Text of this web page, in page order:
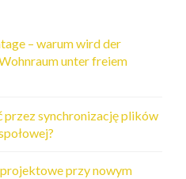
– warum wird der
unter freiem
przez synchronizację plików
przy nowym